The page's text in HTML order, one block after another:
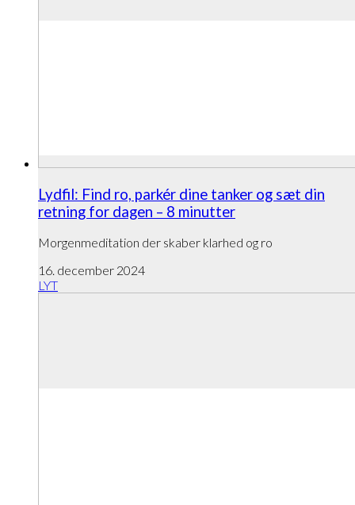
Lydfil: Find ro, parkér dine tanker og sæt din
retning for dagen – 8 minutter
Morgenmeditation der skaber klarhed og ro
16. december 2024
LYT